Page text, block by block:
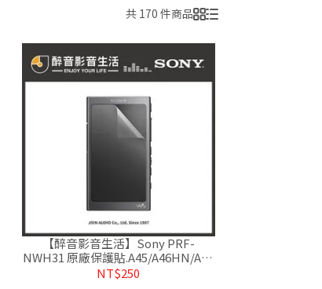
共 170 件商品
【醉音影音生活】Sony PRF-
NWH31 原廠保護貼.A45/A46HN/A47
專用.A35通用.公司貨
NT$250